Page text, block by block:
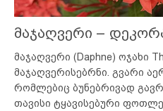
მაჯაღვერი –
მაჯაღვერი (Daphne) ოჯახი
მაჯაღვერისებრნი. გვარი
რომლებიც ბუნებრივად
თავისი ტყავისებური